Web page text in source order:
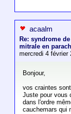
acaalm
Re: syndrome
mitrale en
mercredi 4 février
Bonjour,
vos craintes
Juste pour vous
dans l'ordre
cauchemars qui